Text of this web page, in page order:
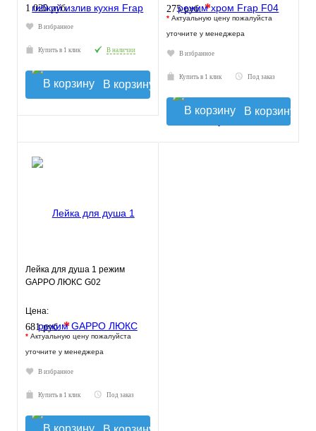
1 020 руб.
В избранное
Купить в 1 клик В наличии
В корзину
275 руб.*
* Актуальную цену пожалуйста
уточните у менеджера
В избранное
Купить в 1 клик Под заказ
В корзину
Лейка для душа 1 режим
GAPPO ЛЮКС G02
Цена:
681 руб.*
* Актуальную цену пожалуйста
уточните у менеджера
В избранное
Купить в 1 клик Под заказ